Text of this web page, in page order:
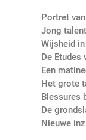
Portret
Jong
Wijsheid
De Etudes
Een
Het grote
Blessures
De
Nieuwe